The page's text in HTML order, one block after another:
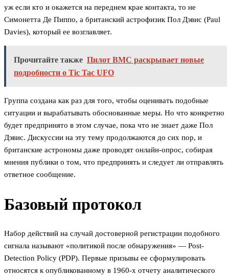
уж если кто и окажется на переднем крае контакта, то не
Симонетта Де Пиппо, а британский астрофизик Пол Дэвис (Paul
Davies), который ее возглавляет.
Прочитайте также Пилот ВМС раскрывает новые
подробности о Tic Tac UFO
Группа создана как раз для того, чтобы оценивать подобные
ситуации и вырабатывать обоснованные меры. Но что конкретно
будет предпринято в этом случае, пока что не знает даже Пол
Дэвис. Дискуссии на эту тему продолжаются до сих пор, и
британские астрономы даже проводят онлайн-опрос, собирая
мнения публики о том, что предпринять и следует ли отправлять
ответное сообщение.
Базовый протокол
Набор действий на случай достоверной регистрации подобного
сигнала называют «политикой после обнаружения» — Post-
Detection Policy (PDP). Первые призывы ее сформулировать
относятся к опубликованному в 1960-х отчету аналитического